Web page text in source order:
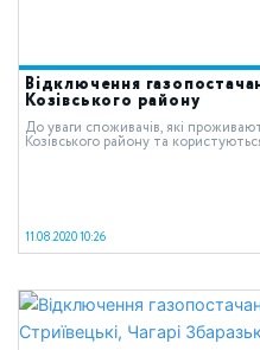
Відключення
Козівського району
До уваги споживачів, які
Козівського району та
11.08.2020 10:26